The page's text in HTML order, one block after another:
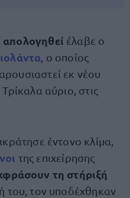
απολογηθεί έλαβε ο
, ο οποίος
εκ νέου
αύριο, στις
έντονο κλίμα,
της επιχείρησης
τη στήριξή
του, τον υποδέχθηκαν